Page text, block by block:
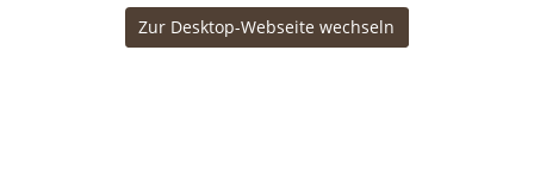
Zur Desktop-Webseite wechseln